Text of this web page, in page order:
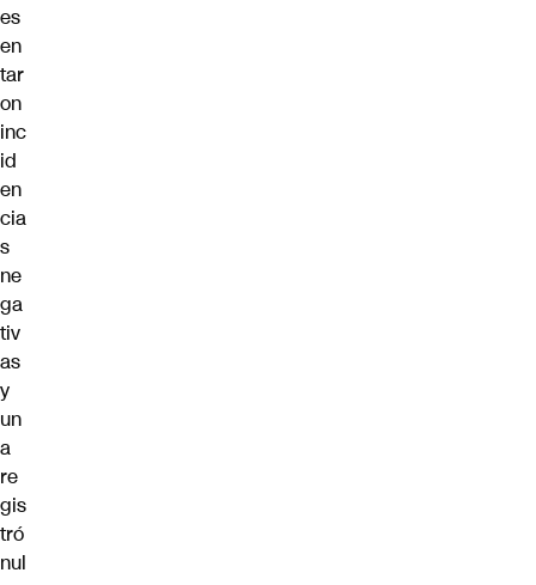
es
en
tar
on
inc
id
en
cia
s
ne
ga
tiv
as
y
un
a
re
gis
tró
nul